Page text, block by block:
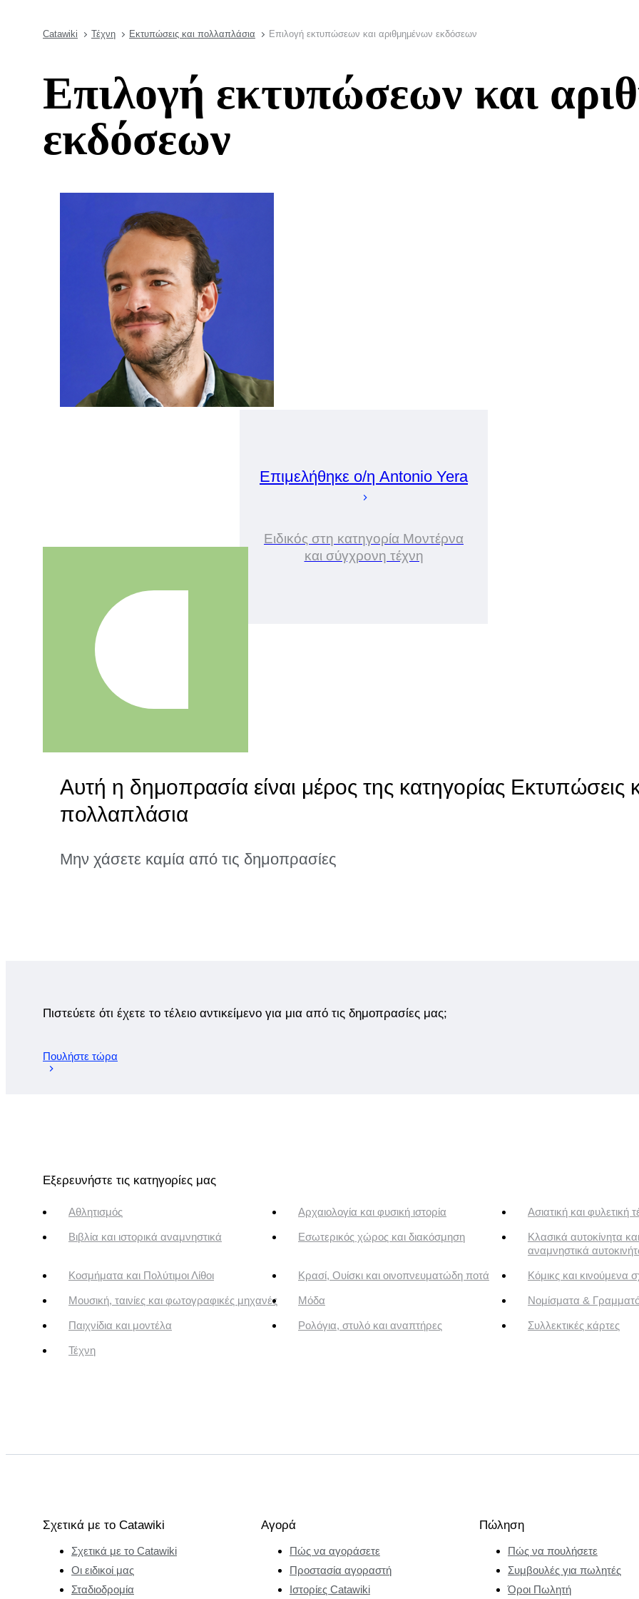
Catawiki Τέχνη Εκτυπώσεις και πολλαπλάσια Επιλογή εκτυπώσεων και αριθμημένων εκδόσεων
Επιλογή εκτυπώσεων και
εκδόσεων
Επιμελήθηκε ο/η Antonio Yera
Ειδικός στη κατηγορία Μοντέρνα
και σύγχρονη τέχνη
Αυτή η δημοπρασία είναι μέρος της κατηγορίας Εκτυπώσεις
πολλαπλάσια
Μην χάσετε καμία από τις δημοπρασίες
Πιστεύετε ότι έχετε το τέλειο αντικείμενο για μια από τις δημοπρασίες μας;
Πουλήστε τώρα
Εξερευνήστε τις κατηγορίες μας
Αθλητισμός Αρχαιολογία και φυσική ιστορία Ασιατική και φυλετική
Βιβλία και ιστορικά αναμνηστικά Εσωτερικός χώρος και διακόσμηση
Κλασικά αυτοκίνητα
αναμνηστικά
Κοσμήματα και Πολύτιμοι Λίθοι Κρασί, Ουίσκι και οινοπνευματώδη ποτά Κόμικς και κινούμενα
Μουσική, ταινίες και φωτογραφικές μηχανές Μόδα Νομίσματα &
Παιχνίδια και μοντέλα Ρολόγια, στυλό και αναπτήρες Συλλεκτικές κάρτες
Τέχνη
Σχετικά με το Catawiki
Σχετικά με το Catawiki
Οι ειδικοί μας
Σταδιοδρομία
Αγορά
Πώς να αγοράσετε
Προστασία αγοραστή
Ιστορίες Catawiki
Πώληση
Πώς να πουλήσετε
Συμβουλές για πωλητές
Όροι Πωλητή